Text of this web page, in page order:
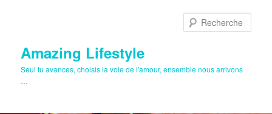
Amazing Lifestyle
Seul tu avances, choisis la voie de l'amour, ensemble nous arrivons
…